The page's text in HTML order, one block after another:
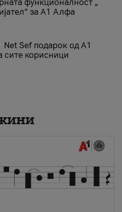
функционалност „
за А1 Алфа
Net Sеf подарок од А1
сите корисници